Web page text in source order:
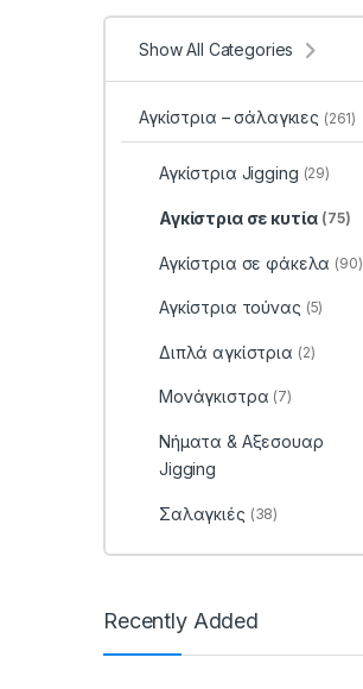
Show All Categories
Αγκίστρια – σάλαγκιες (261)
Αγκίστρια Jigging (29)
Αγκίστρια σε κυτία (75)
Αγκίστρια σε φάκελα (90)
Αγκίστρια τούνας (5)
Διπλά αγκίστρια (2)
Μονάγκιστρα (7)
Νήματα & Αξεσουαρ
Jigging
Σαλαγκιές (38)
Recently Added